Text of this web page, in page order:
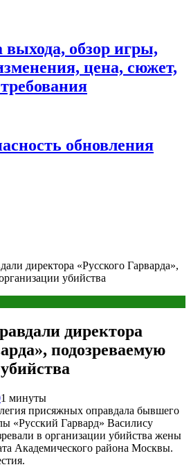
выхода, обзор игры,
цена, сюжет,
обновления
директора «Русского Гарварда»,
убийства
директора
подозреваемую
1 минуты
присяжных оправдала бывшего
«Русский Гарвард» Василису
в организации убийства жены
Академического района Москвы.